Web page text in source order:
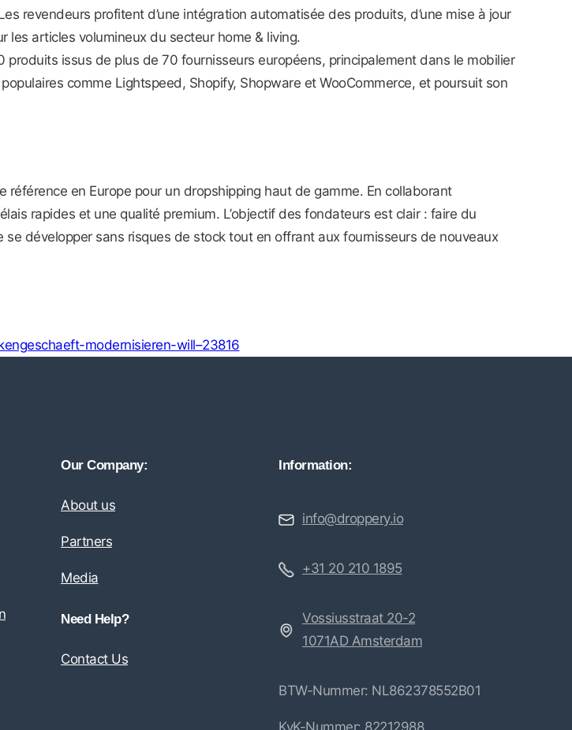
revendeurs profitent d’une intégration automatisée des produits, d’une mise à jour
les articles volumineux du secteur home & living.
issus de plus de 70 fournisseurs européens, principalement dans le mobilier
comme Lightspeed, Shopify, Shopware et WooCommerce, et poursuit son
en Europe pour un dropshipping haut de gamme. En collaborant
rapides et une qualité premium. L’objectif des fondateurs est clair : faire du
développer sans risques de stock tout en offrant aux fournisseurs de nouveaux
modernisieren-will–23816
Our Company:
About us
Partners
Media
Need Help?
Contact Us
Information:
info@droppery.io
+31 20 210 1895
Vossiusstraat 20-2
1071AD Amsterdam
BTW-Nummer: NL862378552B01